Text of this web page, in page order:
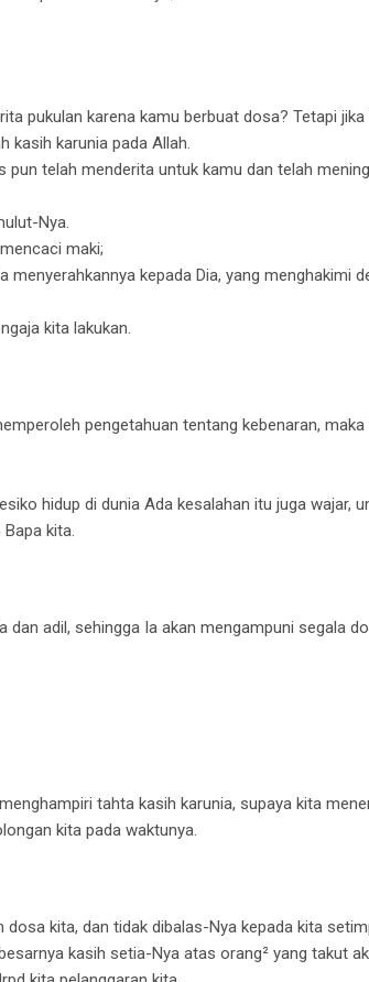
pukulan karena kamu berbuat dosa? Tetapi
kasih karunia pada Allah.
pun telah menderita untuk kamu dan telah
Nya.
maki;
menyerahkannya kepada Dia, yang menghakimi
kita lakukan.
pengetahuan tentang kebenaran,
hidup di dunia Ada kesalahan itu juga wajar,
kita.
adil, sehingga Ia akan mengampuni segala
tahta kasih karunia, supaya kita
kita pada waktunya.
dosa kita, dan tidak dibalas-Nya kepada kita
kasih setia-Nya atas orang² yang takut